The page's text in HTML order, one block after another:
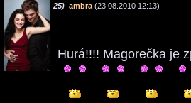
25) ambra (23.08.2010 12:13)
Hurá!!!! Magorečka je